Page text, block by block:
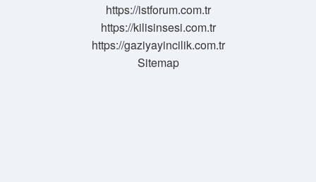
https://istforum.com.tr
https://kilisinsesi.com.tr
https://gaziyayincilik.com.tr
Sitemap